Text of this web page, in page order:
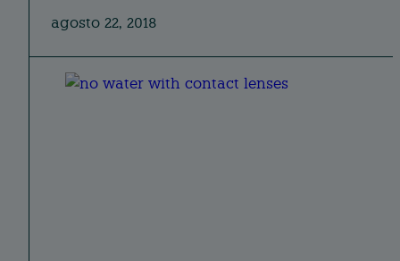
agosto 22, 2018